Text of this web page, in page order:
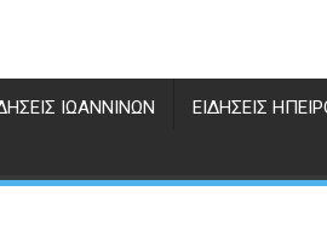
ΙΩΑΝΝΊΝΩΝ ΕΙΔΉΣΕΙΣ